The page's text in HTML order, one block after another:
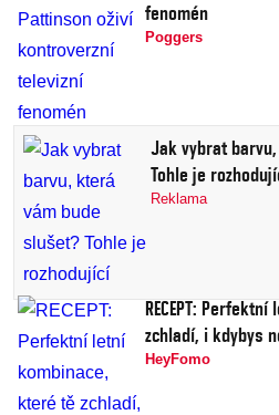
fenomén
Poggers
Jak vybrat
Tohle je
Reklama
RECEPT:
zchladí, i kdybys
HeyFomo